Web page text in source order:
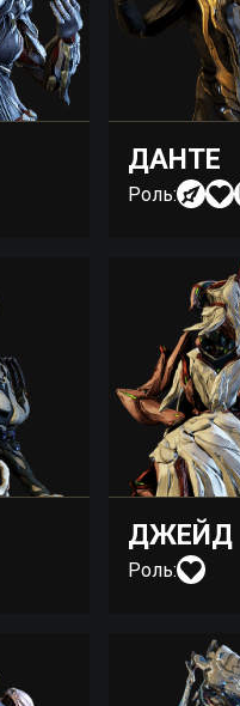
ДАНТЕ
Роль:
ДЖЕЙД
Роль: